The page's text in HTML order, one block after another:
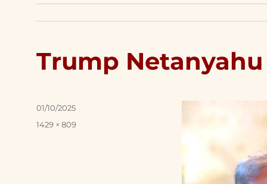
Trump Netanyahu
Posted
01/10/2025
Full
1429 × 809